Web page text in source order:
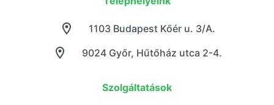
9024 Győr, Hűtőház utca 2-4.
1103 Budapest Kőér u. 3/A.
Szolgáltatások